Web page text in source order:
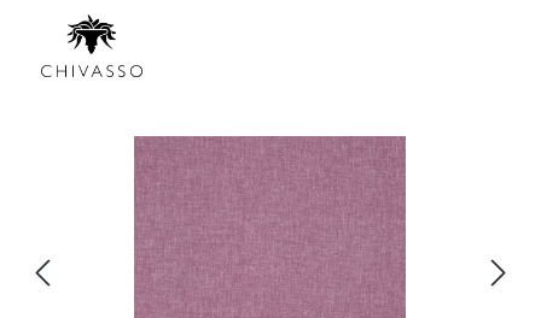
Bildergalerie überspringen